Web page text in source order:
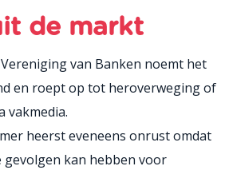
de markt
van Banken noemt het
en roept op tot heroverweging of
vakmedia.
heerst eveneens onrust omdat
gevolgen kan hebben voor